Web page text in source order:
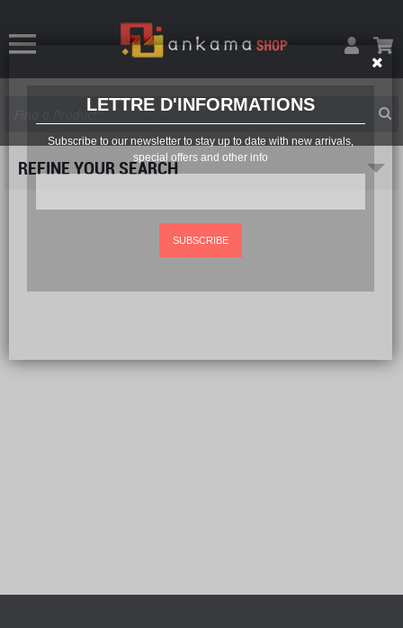
LETTRE D'INFORMATIONS
Subscribe to our newsletter to stay up to date with new arrivals,
special offers and other info
SUBSCRIBE
REFINE YOUR SEARCH